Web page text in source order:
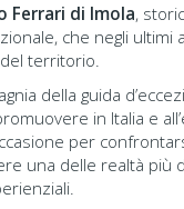
Ferrari di Imola,
che negli ultimi
territorio.
della guida
in Italia e
per
una delle realtà più